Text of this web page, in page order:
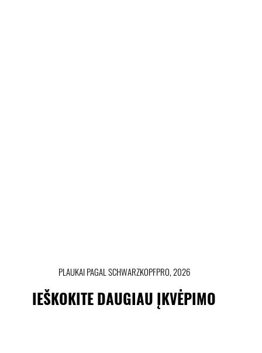
PLAUKAI PAGAL SCHWARZKOPFPRO, 2026
IEŠKOKITE DAUGIAU ĮKVĖPIMO